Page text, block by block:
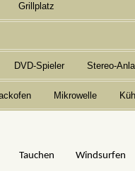
Grillplatz
DVD-Spieler Stereo-
Mikrowelle
Tauchen Windsurfen